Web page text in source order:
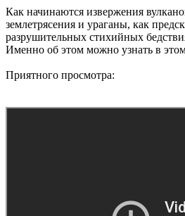
Как начинаются извержения
землетрясения и ураганы, как
разрушительных стихийных
Именно об этом можно узнать в
Приятного просмотра: